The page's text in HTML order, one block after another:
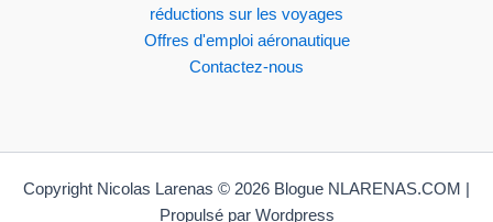
réductions sur les voyages
Offres d'emploi aéronautique
Contactez-nous
Copyright Nicolas Larenas © 2026 Blogue NLARENAS.COM |
Propulsé par Wordpress